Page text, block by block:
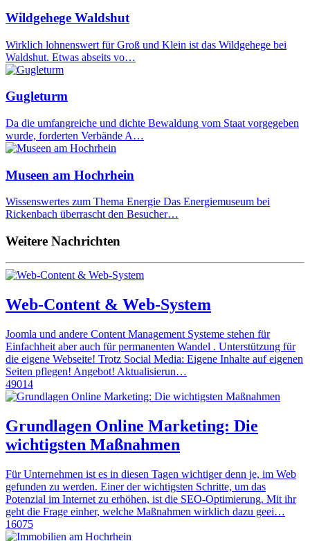
Wildgehege Waldshut
Wirklich lohnenswert für Groß und Klein ist das Wildgehege bei
Waldshut. Etwas abseits vo…
Gugleturm
Da die umfangreiche und dichte Bewaldung vom Staat vorgegeben
wurde, forderten Verbände A…
Museen am Hochrhein
Wissenswertes zum Thema Energie Das Energiemuseum bei
Rickenbach überrascht den Besucher…
Weitere Nachrichten
Web-Content & Web-System
Joomla und andere Content Management Systeme stehen für
Einfachheit aber auch für permanenten Wandel . Unterstützung für
die eigene Webseite! Trotz Social Media: Eigene Inhalte auf eigenen
Seiten pflegen! Angebot! Aktualisierun…
49014
Grundlagen Online Marketing: Die
wichtigsten Maßnahmen
Für Unternehmen ist es in diesen Tagen wichtiger denn je, im Web
gefunden zu werden. Einer der wichtigsten Schritte, um das
Potenzial im Internet zu erhöhen, ist die SEO-Optimierung. Mit ihr
geht die Frage einher, welche Maßnahmen wirklich dazu geei…
16075